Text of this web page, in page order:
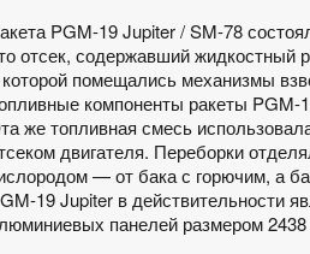
PGM-19 Jupiter / SM-78
отсек, содержавший жидкостный
помещались механизмы
компоненты ракеты PGM-
же топливная смесь
двигателя. Переборки
— от бака с горючим, а
19 Jupiter в действительности
панелей размером